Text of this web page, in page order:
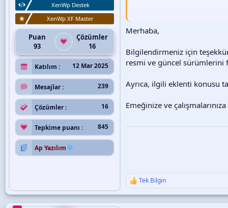
XenWp Destek
XenWp XF Master
Puan
93
Çözümler
16
Katılım 12 Mar 2025
Mesajlar 239
Çözümler 16
Tepkime puanı 845
Ap Yazılım
Eklentinin orijinal, ilk
Forum yönetiminin, bu açık
Merhaba,
Bilgilendirmeniz için
resmi ve güncel sürümlerini
Ayrıca, ilgili eklenti konusu
Emeğinize ve
T
Tek Bilgin